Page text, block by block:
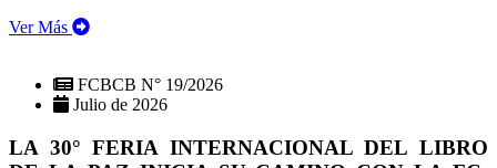
Ver Más
FCBCB N° 19/2026
Julio de 2026
LA 30° FERIA INTERNACIONAL DEL LIBRO